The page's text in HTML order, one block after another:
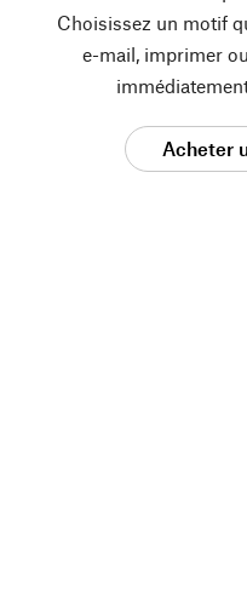
Choisissez un motif
e-mail, imprimer
Acheter